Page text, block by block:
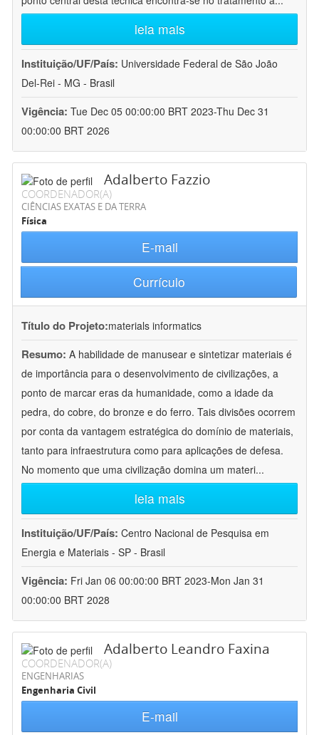
leia mais
Instituição/UF/País: Universidade Federal de São João
Del-Rei - MG - Brasil
Vigência: Tue Dec 05 00:00:00 BRT 2023-Thu Dec 31
00:00:00 BRT 2026
Adalberto Fazzio
COORDENADOR(A)
CIÊNCIAS EXATAS E DA TERRA
Física
E-mail
Currículo
Título do Projeto:materials informatics
Resumo: A habilidade de manusear e sintetizar materiais é
de importância para o desenvolvimento de civilizações, a
ponto de marcar eras da humanidade, como a idade da
pedra, do cobre, do bronze e do ferro. Tais divisões ocorrem
por conta da vantagem estratégica do domínio de materiais,
tanto para infraestrutura como para aplicações de defesa.
No momento que uma civilização domina um materi...
leia mais
Instituição/UF/País: Centro Nacional de Pesquisa em
Energia e Materiais - SP - Brasil
Vigência: Fri Jan 06 00:00:00 BRT 2023-Mon Jan 31
00:00:00 BRT 2028
Adalberto Leandro Faxina
COORDENADOR(A)
ENGENHARIAS
Engenharia Civil
E-mail